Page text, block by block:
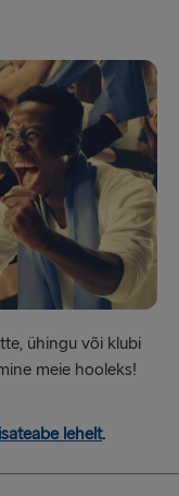
ühingu või klubi
meie hooleks!
lehelt.